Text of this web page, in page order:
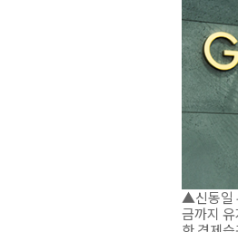
▲신동일
금까지